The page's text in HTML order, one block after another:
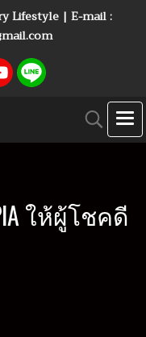
Lifestyle | E-mail :
ให้ผู้โชคดี